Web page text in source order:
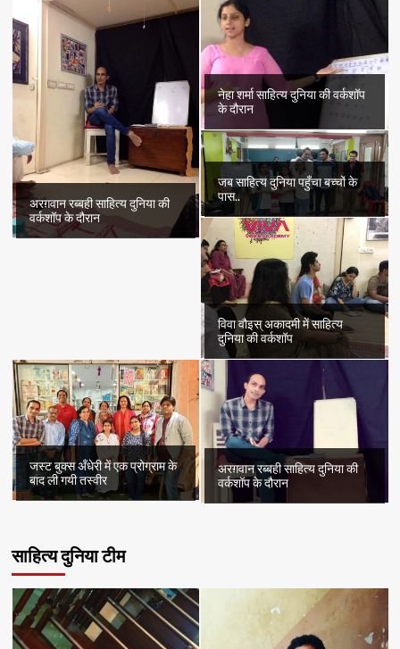
अरग़वान रब्बही साहित्य दुनिया की
वर्कशॉप के दौरान
नेहा शर्मा साहित्य दुनिया की वर्कशॉप
के दौरान
जब साहित्य दुनिया पहुँचा बच्चों के
पास..
विवा वौइस् अकादमी में साहित्य
दुनिया की वर्कशॉप
जस्ट बुक्स अँधेरी में एक प्रोग्राम के
बाद ली गयी तस्वीर
अरग़वान रब्बही साहित्य दुनिया की
वर्कशॉप के दौरान
साहित्य दुनिया टीम